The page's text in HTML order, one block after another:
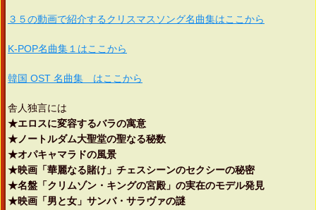
３５の動画で紹介するクリスマスソング名曲集はここから
K-POP名曲集１はここから
韓国 OST 名曲集 はここから
舎人独言には
★エロスに変容するバラの寓意
★ノートルダム大聖堂の聖なる秘数
★オパキャマラドの風景
★映画「華麗なる賭け」チェスシーンのセクシーの秘密
★名盤「クリムゾン・キングの宮殿」の実在のモデル発見
★映画「男と女」サンバ・サラヴァの謎